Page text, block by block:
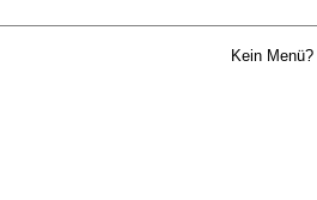
Kein